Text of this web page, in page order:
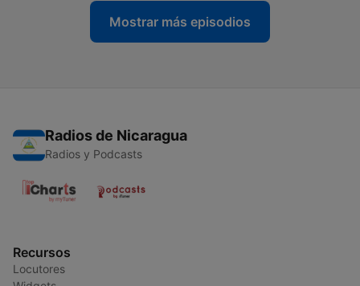
Mostrar más episodios
Radios de Nicaragua
Radios y Podcasts
Recursos
Locutores